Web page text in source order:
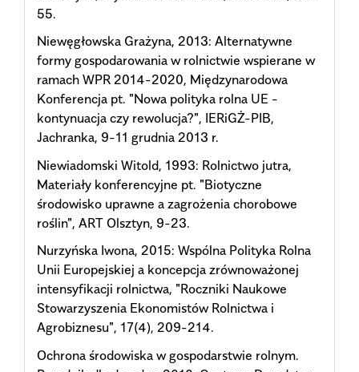
55.
Niewęgłowska Grażyna, 2013: Alternatywne
formy gospodarowania w rolnictwie wspierane w
ramach WPR 2014-2020, Międzynarodowa
Konferencja pt. "Nowa polityka rolna UE -
kontynuacja czy rewolucja?", IERiGŻ-PIB,
Jachranka, 9-11 grudnia 2013 r.
Niewiadomski Witold, 1993: Rolnictwo jutra,
Materiały konferencyjne pt. "Biotyczne
środowisko uprawne a zagrożenia chorobowe
roślin", ART Olsztyn, 9-23.
Nurzyńska Iwona, 2015: Wspólna Polityka Rolna
Unii Europejskiej a koncepcja zrównoważonej
intensyfikacji rolnictwa, "Roczniki Naukowe
Stowarzyszenia Ekonomistów Rolnictwa i
Agrobiznesu", 17(4), 209-214.
Ochrona środowiska w gospodarstwie rolnym.